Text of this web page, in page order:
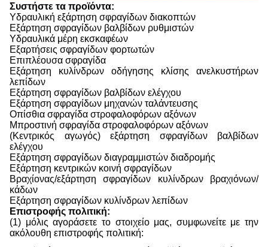
Συστήστε τα προϊόντα:
Υδραυλική εξάρτηση σφραγίδων διακοπτών
Εξάρτηση σφραγίδων βαλβίδων ρυθμιστών
Υδραυλικά μέρη εκσκαφέων
Εξαρτήσεις σφραγίδων φορτωτών
Επιπλέουσα σφραγίδα
Εξάρτηση κυλίνδρων οδήγησης κλίσης ανελκυστήρων
λεπίδων
Εξάρτηση σφραγίδων βαλβίδων ελέγχου
Εξάρτηση σφραγίδων μηχανών ταλάντευσης
Οπίσθια σφραγίδα στροφαλοφόρων αξόνων
Μπροστινή σφραγίδα στροφαλοφόρων αξόνων
(Κεντρικός αγωγός) εξάρτηση σφραγίδων βαλβίδων
ελέγχου
Εξάρτηση σφραγίδων διαγραμμιστών διαδρομής
Εξάρτηση κεντρικών κοινή σφραγίδων
Βραχίονας/εξάρτηση σφραγίδων κυλίνδρων βραχιόνων/
κάδων
Εξάρτηση σφραγίδων κυλίνδρων λεπίδων
Επιστροφής πολιτική:
(1) μόλις αγοράσετε το στοιχείο μας, συμφωνείτε με την
ακόλουθη επιστροφής πολιτική: